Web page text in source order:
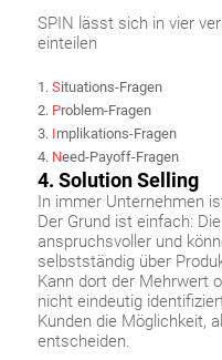
SPIN lässt sich in vier
einteilen
Situations-Fragen
Problem-Fragen
Implikations-Fragen
Need-Payoff-Fragen
4. Solution Selling
In immer Unternehmen
Der Grund ist einfach:
anspruchsvoller und
selbstständig über
Kann dort der Mehrwert
nicht eindeutig
Kunden die Möglichkeit,
entscheiden.